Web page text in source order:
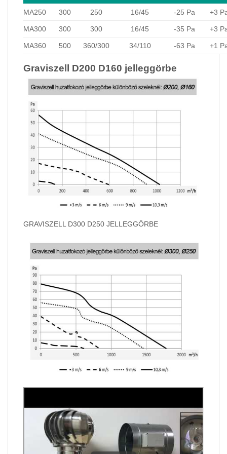
MA250 300 250 16/45 -25 Pa +3
MA300 300 300 16/45 -35 Pa +3
MA360 500 360/300 34/110 -63 Pa +1
Graviszell D200 D160 jelleggörbe
GRAVISZELL D300 D250 JELLEGGÖRBE